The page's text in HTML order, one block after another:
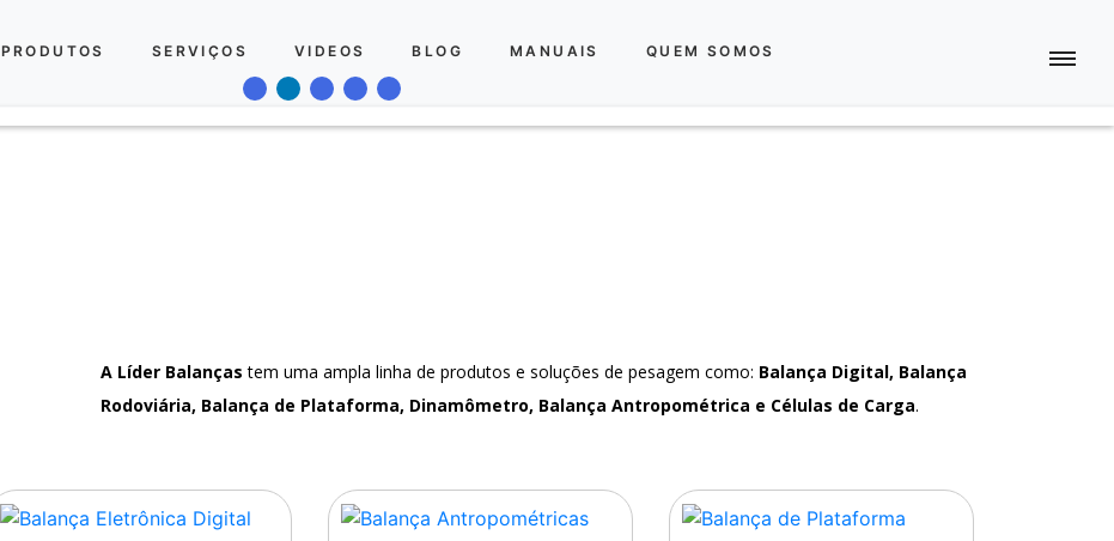
PRODUTOS SERVIÇOS VIDEOS BLOG MANUAIS QUEM SOMOS
A Líder Balanças tem uma ampla linha de produtos e soluções de pesagem como: Balança Digital, Balança
Rodoviária, Balança de Plataforma, Dinamômetro, Balança Antropométrica e Células de Carga.